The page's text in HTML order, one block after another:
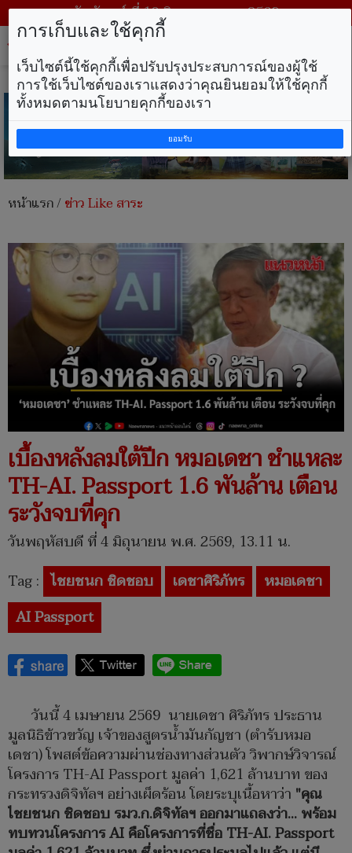
วันจันทร์ ที่ 10 สิงหาคม พ.ศ. 2569
หน้าแรก/ข่าว Like สาระ
เบื้องหลังลมใต้ปีก หมอเดชา ชำแหละ
TH-AI.​ Passport 1.6 พันล้าน เตือน
ระวังจบที่คุก
วันพฤหัสบดี ที่ 4 มิถุนายน พ.ศ. 2569, 13.11 น.
Tag : ไชยชนก​ ชิดชอบ​ เดชาศิริภัทร
หมอเดชา
AI Passport
วันนี้ 4 เมษายน 2569 นายเดชา ศิริภัทร ประธาน
มูลนิธิข้าวขวัญ เจ้าของสูตรน้ำมันกัญชา (ตำรับหมอ
เดชา) โพสต์ข้อความผ่านช่องทางส่วนตัว วิพากษ์วิจารณ์
โครงการ TH-AI Passport มูลค่า 1,621 ล้านบาท ของ
กระทรวงดิจิทัลฯ อย่างเผ็ดร้อน โดยระบุเนื้อหาว่า "คุณ​
ไชยชนก​ ชิดชอบ​ รมว.ก.ดิจิทัล​ฯ​ ออกมาแถลงว่า... พร้อม
ทบทวนโครงการ​ AI คือโครงการที่ชื่อ​ TH-AI.​ Passport
การเก็บและใช้คุกกี้
เว็บไซต์นี้ใช้คุกกี้เพื่อปรับปรุงประสบการณ์ของผู้ใช้
การใช้เว็บไซต์ของเราแสดงว่าคุณยินยอมให้ใช้คุกกี้
ทั้งหมดตามนโยบายคุกกี้ของเรา
ยอมรับ